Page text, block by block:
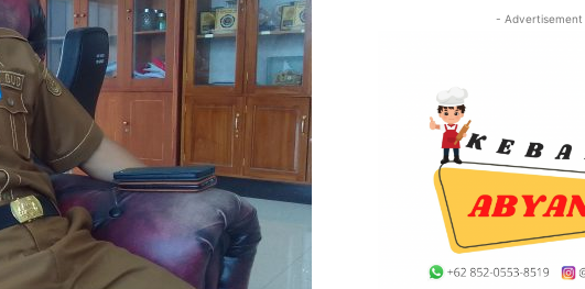
- Advertisement